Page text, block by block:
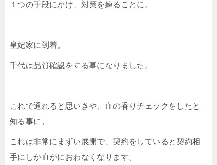
１つの手段にかけ、対策を練ることに。
皇妃家に到着。
千代は品質確認をする事になりました。
これで通れると思いきや、血の香りチェックをしたと
知る事に。
これは非常にまずい展開で、契約をしていると契約相
手にしか血がにおわなくなります。